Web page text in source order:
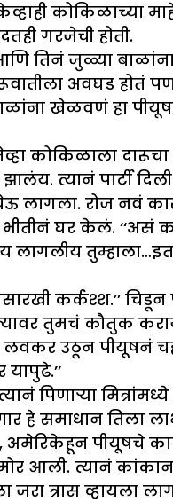
कोकिळाच्या
गरजेची होती.
तिनं जुळ्या बाळांना
अवघड होतं
खेळवणं हा
कोकिळाला
झालंय. त्यानं पार्टी
लागला. रोज नवं
घर केलं. ‘‘असं
लागलीय
कर्कश्श.’’ चिडून
तुमचं कौतुक
लवकर उठून पीयूषनं
पिणाऱ्या
हे समाधान तिला
पीयूषचे
आली. त्यानं
जरा त्रास व्हायला